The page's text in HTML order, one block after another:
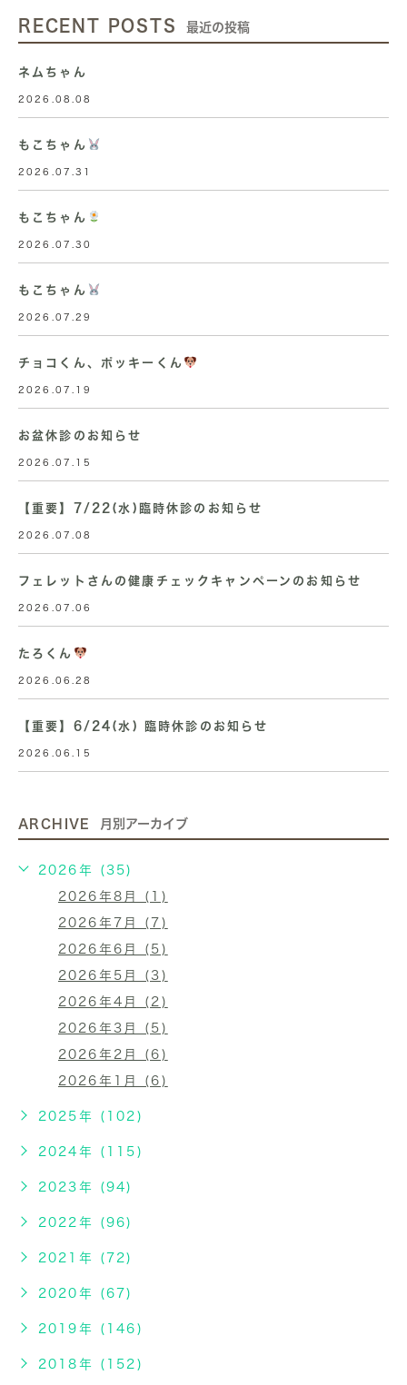
RECENT POSTS 最近の投稿
ネムちゃん
2026.08.08
もこちゃん
2026.07.31
もこちゃん
2026.07.30
もこちゃん
2026.07.29
チョコくん、ポッキーくん
2026.07.19
お盆休診のお知らせ
2026.07.15
【重要】7/22(水)臨時休診のお知らせ
2026.07.08
フェレットさんの健康チェックキャンペーンのお知らせ
2026.07.06
たろくん
2026.06.28
【重要】6/24(水) 臨時休診のお知らせ
2026.06.15
ARCHIVE 月別アーカイブ
2026年 (35)
2026年8月 (1)
2026年7月 (7)
2026年6月 (5)
2026年5月 (3)
2026年4月 (2)
2026年3月 (5)
2026年2月 (6)
2026年1月 (6)
2025年 (102)
2024年 (115)
2023年 (94)
2022年 (96)
2021年 (72)
2020年 (67)
2019年 (146)
2018年 (152)